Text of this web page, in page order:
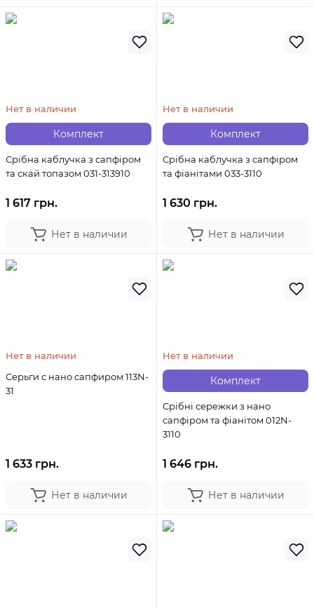
Комплект
Нет в наличии
Срібна каблучка з сапфіром
та скай топазом 031-313910
1 617 грн.
Нет в наличии
Комплект
Нет в наличии
Срібна каблучка з сапфіром
та фіанітами 033-3110
1 630 грн.
Нет в наличии
Нет в наличии
Серьги с нано сапфиром 113N-
31
1 633 грн.
Нет в наличии
Комплект
Нет в наличии
Срібні сережки з нано
сапфіром та фіанітом 012N-
3110
1 646 грн.
Нет в наличии